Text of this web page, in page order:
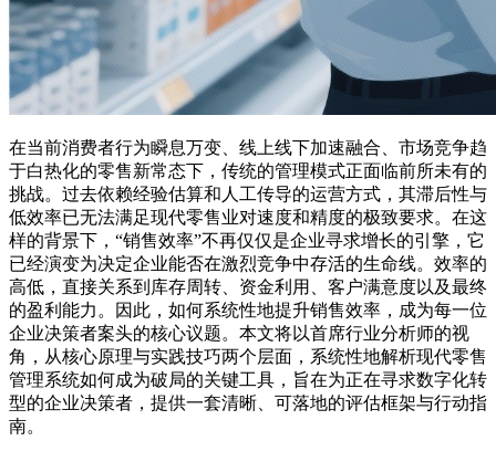
在当前消费者行为瞬息万变、线上线下加速融合、市场竞争趋
于白热化的零售新常态下，传统的管理模式正面临前所未有的
挑战。过去依赖经验估算和人工传导的运营方式，其滞后性与
低效率已无法满足现代零售业对速度和精度的极致要求。在这
样的背景下，“销售效率”不再仅仅是企业寻求增长的引擎，它
已经演变为决定企业能否在激烈竞争中存活的生命线。效率的
高低，直接关系到库存周转、资金利用、客户满意度以及最终
的盈利能力。因此，如何系统性地提升销售效率，成为每一位
企业决策者案头的核心议题。本文将以首席行业分析师的视
角，从核心原理与实践技巧两个层面，系统性地解析现代零售
管理系统如何成为破局的关键工具，旨在为正在寻求数字化转
型的企业决策者，提供一套清晰、可落地的评估框架与行动指
南。